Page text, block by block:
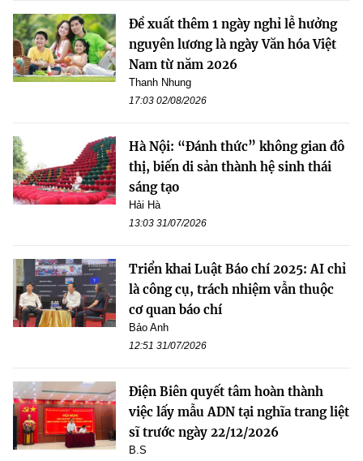
Đề xuất thêm 1 ngày nghỉ lễ hưởng
nguyên lương là ngày Văn hóa Việt
Nam từ năm 2026
Thanh Nhung
17:03 02/08/2026
Hà Nội: “Đánh thức” không gian đô
thị, biến di sản thành hệ sinh thái
sáng tạo
Hải Hà
13:03 31/07/2026
Triển khai Luật Báo chí 2025: AI chỉ
là công cụ, trách nhiệm vẫn thuộc
cơ quan báo chí
Bảo Anh
12:51 31/07/2026
Điện Biên quyết tâm hoàn thành
việc lấy mẫu ADN tại nghĩa trang liệt
sĩ trước ngày 22/12/2026
B.S